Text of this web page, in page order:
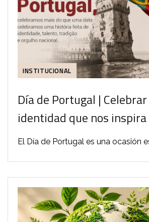
INSTITUCIONAL
Día de Portugal |
identidad que nos inspira
El Día de Portugal es una ocasión